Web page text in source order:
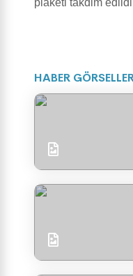
plaketi takdim
HABER